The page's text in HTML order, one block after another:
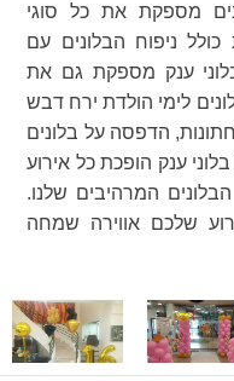
מספקת את כל סוגי
כולל ניפוח הבלונים עם
ענק מספקת גם את
לימי הולדת ירח דבש
הדפסה על בלונים
בלוני ענק הופכת כל אירוע
המרהיבים שלנו.
שלכם אווירה שמחה